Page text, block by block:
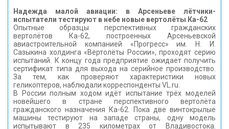
Надежда малой авиации: в Арсеньеве лётчики-
испытатели тестируют в небе новые вертолёты Ка-62
Опытные образцы перспективных гражданских
вертолётов Ка-62, построенных Арсеньевской
авиастроительной компанией «Прогресс» им. Н. И.
Сазыкина холдинга «Вертолёты России», проходят серию
испытаний. К концу года предприятие ожидает получить
сертификат типа для выхода на серийное производство.
За тем, как проверяют характеристики новых
геликоптеров, наблюдали корреспонденты VL.ru.
В России полным ходом идёт испытание трёх моделей
новейшего в стране перспективного вертолёта
гражданского назначения Ка-62. Пока две винтокрылые
машины тестируют на западе страны, одну модель
испытывают в 235 километрах от Владивостока.